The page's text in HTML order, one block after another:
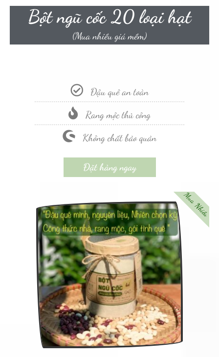
Bột ngũ cốc 20 loại hạt
(Mua nhiều giá mềm)
Đậu quê an toàn
Rang mộc thủ công
Không chất bảo quản
Đặt hàng ngay
Mua Nhiều